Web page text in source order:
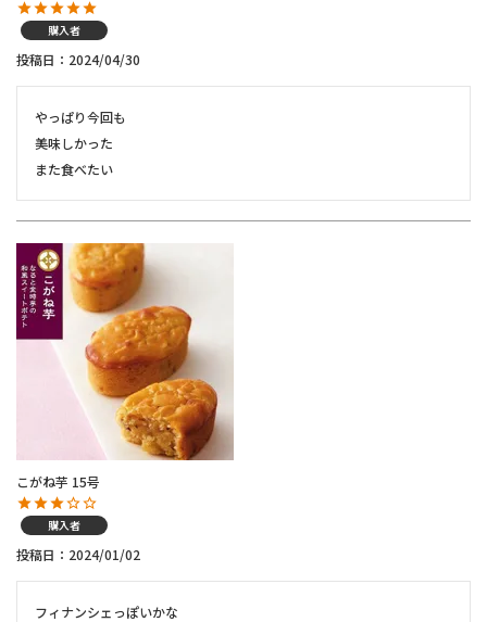
購入者
投稿日 2024/04/30
やっぱり今回も
美味しかった
また食べたい
こがね芋 15号
購入者
投稿日 2024/01/02
フィナンシェっぽいかな